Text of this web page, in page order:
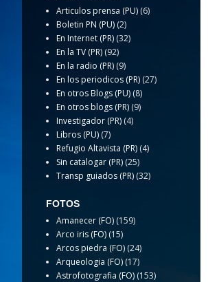
Articulos prensa (PU) (6)
Boletin PN (PU) (2)
En Internet (PR) (32)
En la TV (PR) (92)
En la radio (PR) (9)
En los periodicos (PR) (27)
En otros Blogs (PU) (8)
En otros blogs (PR) (9)
Investigador (PR) (4)
Libros (PU) (7)
Refugio Altavista (PR) (4)
Sin catalogar (PR) (25)
Transp guiados (PR) (32)
FOTOS
Amanecer (FO) (159)
Arco iris (FO) (15)
Arcos piedra (FO) (24)
Arqueologia (FO) (17)
Astrofotografia (FO) (153)